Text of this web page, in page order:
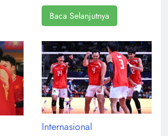
Baca Selanjutnya
Internasional